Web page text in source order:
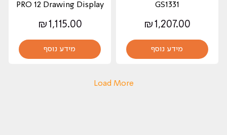
GS1331
₪ 1,207.00
מידע נוסף
PRO 12 Drawing Display
₪ 1,115.00
מידע נוסף
Load More